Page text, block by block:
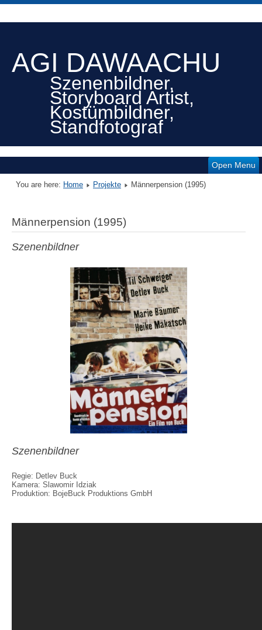
AGI DAWAACHU
Szenenbildner,
Storyboard Artist,
Kostümbildner,
Standfotograf
Open Menu
You are here: Home Projekte Männerpension (1995)
Männerpension (1995)
Szenenbildner
Szenenbildner
Regie: Detlev Buck
Kamera: Slawomir Idziak
Produktion: BojeBuck Produktions GmbH